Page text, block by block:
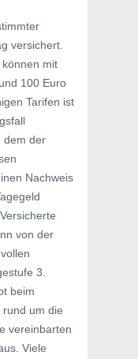
versichert.
mit
100 Euro
Tarifen ist
dem der
Nachweis
von der
3.
beim
um die
vereinbarten
Viele